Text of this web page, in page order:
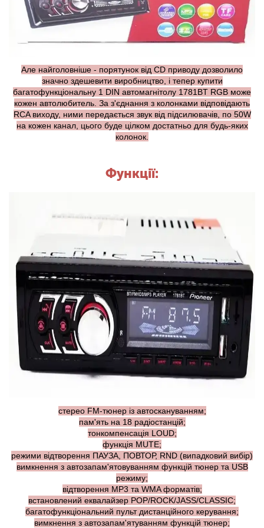
Але найголовніше - порятунок від CD приводу дозволило
значно здешевити виробництво, і тепер купити
багатофункціональну 1 DIN автомагнітолу 1781BT RGB може
кожен автолюбитель. За з'єднання з колонками відповідають
RCA виходу, ними передається звук від підсилювачів, по 50W
на кожен канал, цього буде цілком достатньо для будь-яких
колонок.
Функції:
стерео FM-тюнер із автоскануванням;
пам'ять на 18 радіостанцій;
тонкомпенсація LOUD;
функція MUTE;
режими відтворення ПАУЗА, ПОВТОР, RND (випадковий вибір)
вимкнення з автозапам'ятовуванням функцій тюнер та USB
режиму;
відтворення МР3 та WMA форматів;
встановлений еквалайзер POP/ROCK/JASS/CLASSIC;
багатофункціональний пульт дистанційного керування;
вимкнення з автозапам'ятуванням функцій тюнер;